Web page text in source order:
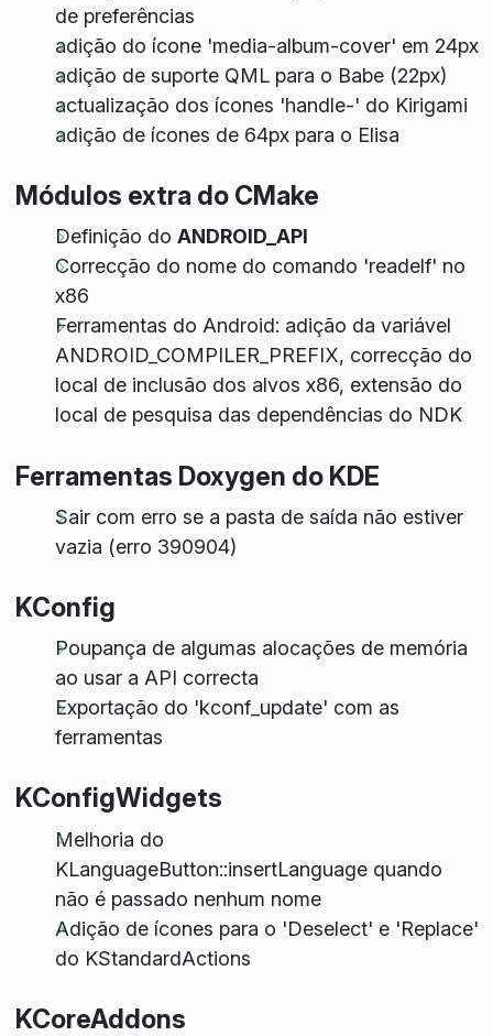
de preferências
adição do ícone 'media-album-cover' em 24px
adição de suporte QML para o Babe (22px)
actualização dos ícones 'handle-' do Kirigami
adição de ícones de 64px para o Elisa
Módulos extra do CMake
Definição do ANDROID_API
Correcção do nome do comando 'readelf' no
x86
Ferramentas do Android: adição da variável
ANDROID_COMPILER_PREFIX, correcção do
local de inclusão dos alvos x86, extensão do
local de pesquisa das dependências do NDK
Ferramentas Doxygen do KDE
Sair com erro se a pasta de saída não estiver
vazia (erro 390904)
KConfig
Poupança de algumas alocações de memória
ao usar a API correcta
Exportação do 'kconf_update' com as
ferramentas
KConfigWidgets
Melhoria do
KLanguageButton::insertLanguage quando
não é passado nenhum nome
Adição de ícones para o 'Deselect' e 'Replace'
do KStandardActions
KCoreAddons